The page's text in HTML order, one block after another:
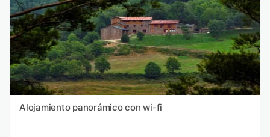
Alojamiento panorámico con wi-fi